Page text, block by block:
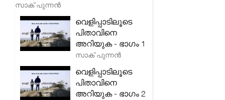
സാക് പുന്നൻ
വെളിപ്പാടിലൂടെ
പിതാവിനെ
അറിയുക - ഭാഗം 1
സാക് പുന്നൻ
വെളിപ്പാടിലൂടെ
പിതാവിനെ
അറിയുക - ഭാഗം 2